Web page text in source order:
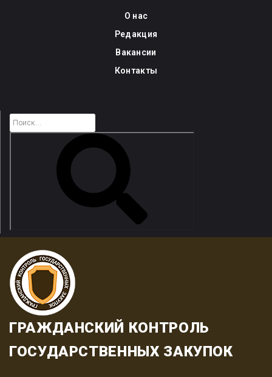
О нас
Редакция
Вакансии
Контакты
ГРАЖДАНСКИЙ КОНТРОЛЬ
ГОСУДАРСТВЕННЫХ ЗАКУПОК